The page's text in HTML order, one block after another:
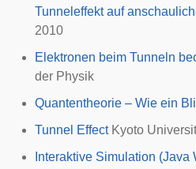
Tunneleffekt auf
2010
Elektronen beim Tunneln
der Physik
Quantentheorie – Wie ein
Tunnel EffectKyoto
Interaktive Simulation (Java